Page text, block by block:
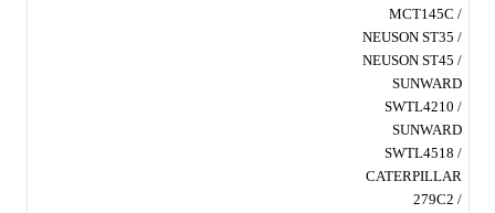
MCT145C /
NEUSON ST35 /
NEUSON ST45 /
SUNWARD
SWTL4210 /
SUNWARD
SWTL4518 /
CATERPILLAR
279C2 /